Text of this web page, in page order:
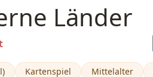
Länder
Kartenspiel Mittelalter